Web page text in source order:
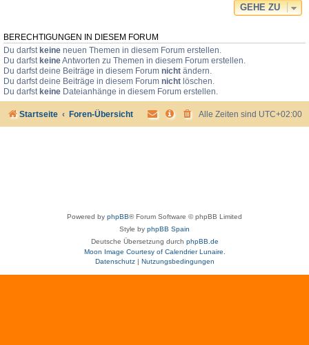
GEHE ZU
BERECHTIGUNGEN IN DIESEM FORUM
Du darfst keine neuen Themen in diesem Forum erstellen.
Du darfst keineAntworten zu Themen in diesem Forum erstellen.
Du darfst deine Beiträge in diesem Forum nicht ändern.
Du darfst deine Beiträge in diesem Forum nicht löschen.
Du darfst keine Dateianhänge in diesem Forum erstellen.
Startseite Foren-Übersicht Alle Zeiten sind UTC+02:00
Powered by phpBB® Forum Software © phpBB Limited
Style by phpBB Spain
Deutsche Übersetzung durch phpBB.de
Moon Image Courtesy of Calendrier Lunaire.
Datenschutz| Nutzungsbedingungen